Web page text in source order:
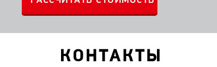
КОНТАКТЫ